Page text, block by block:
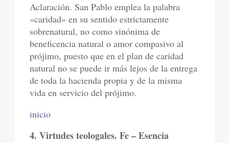
Aclaración. San Pablo emplea la palabra
«caridad» en su sentido estrictamente
sobrenatural, no como sinónima de
beneficencia natural o amor compasivo al
prójimo, puesto que en el plan de caridad
natural no se puede ir más lejos de la entrega
de toda la hacienda propia y de la misma
vida en servicio del prójimo.
inicio
4. Virtudes teologales. Fe – Esencia